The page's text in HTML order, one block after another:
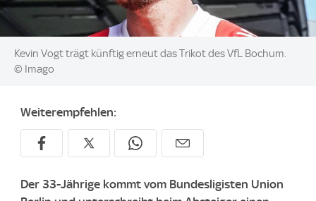
Image:
Kevin Vogt trägt künftig erneut das Trikot des VfL Bochum.
© Imago
Weiterempfehlen:
Der 33-Jährige kommt vom Bundesligisten Union